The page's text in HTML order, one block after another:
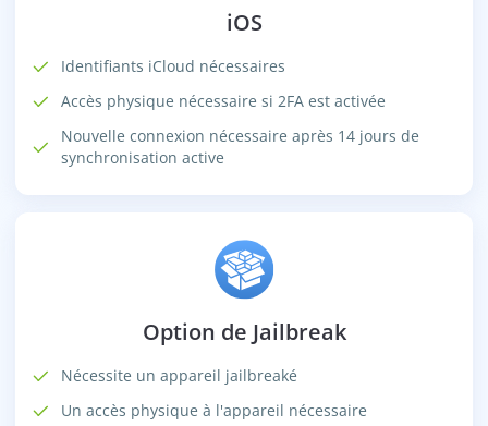
iOS
Identifiants iCloud nécessaires
Accès physique nécessaire si 2FA est activée
Nouvelle connexion nécessaire après 14 jours de
synchronisation active
Option de Jailbreak
Nécessite un appareil jailbreaké
Un accès physique à l'appareil nécessaire